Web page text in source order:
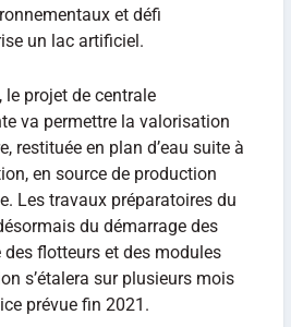
et défi
un lac artificiel.
projet de centrale
va permettre la valorisation
restituée en plan d’eau suite à
en source de production
Les travaux préparatoires du
du démarrage des
des flotteurs et des modules
s’étalera sur plusieurs mois
prévue fin 2021.